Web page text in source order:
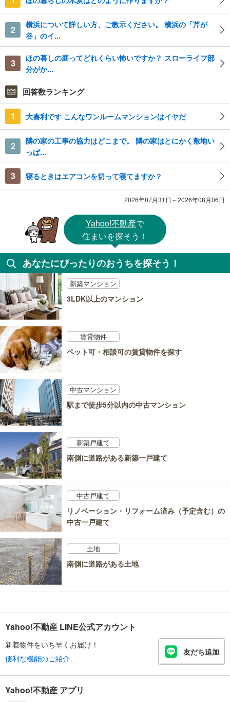
2
横浜について詳しい方、ご教示ください。 横浜の「芹が
谷」のイ...
3
ほの暮しの庭ってどれくらい怖いですか？ スローライフ部
分がか...
回答数ランキング
1 大喜利です こんなワンルームマンションはイヤだ
2
隣の家の工事の協力はどこまで。 隣の家はとにかく敷地い
っぱ...
3 寝るときはエアコンを切って寝てますか？
2026年07月31日～2026年08月06日
Yahoo!不動産で
住まいを探そう！
あなたにぴったりのおうちを探そう！
新築マンション
3LDK以上のマンション
賃貸物件
ペット可・相談可の賃貸物件を探す
中古マンション
駅まで徒歩5分以内の中古マンション
新築戸建て
南側に道路がある新築一戸建て
中古戸建て
リノベーション・リフォーム済み（予定含む）の
中古一戸建て
土地
南側に道路がある土地
Yahoo!不動産 LINE公式アカウント
新着物件をいち早くお届け！
便利な機能のご紹介
友だち追加
Yahoo!不動産 アプリ